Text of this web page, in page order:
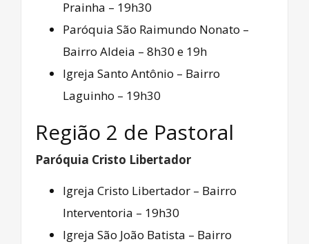
Prainha – 19h30
Paróquia São Raimundo Nonato –
Bairro Aldeia – 8h30 e 19h
Igreja Santo Antônio – Bairro
Laguinho – 19h30
Região 2 de Pastoral
Paróquia Cristo Libertador
Igreja Cristo Libertador – Bairro
Interventoria – 19h30
Igreja São João Batista – Bairro